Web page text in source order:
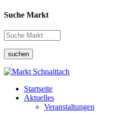
Suche Markt
suchen
Startseite
Aktuelles
Veranstaltungen